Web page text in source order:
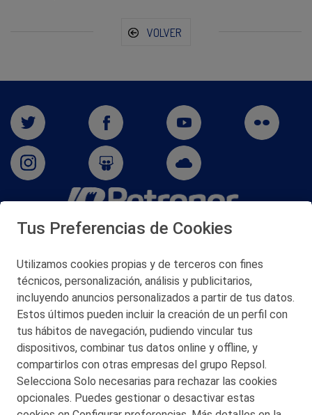
VOLVER
San Martín 5-Edificio Muñatones,
© 2026 Petronor S.A.
CONTACTO
MAPA WEB
POLITICA DE PRIVACIDAD
Tus Preferencias de Cookies
Utilizamos cookies propias y de terceros con fines
técnicos, personalización, análisis y publicitarios,
incluyendo anuncios personalizados a partir de tus datos.
Estos últimos pueden incluir la creación de un perfil con
tus hábitos de navegación, pudiendo vincular tus
dispositivos, combinar tus datos online y offline, y
compartirlos con otras empresas del grupo Repsol.
Selecciona Solo necesarias para rechazar las cookies
opcionales. Puedes gestionar o desactivar estas